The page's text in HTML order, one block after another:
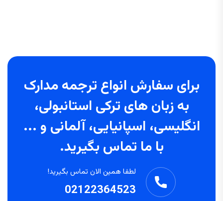
برای سفارش انواع ترجمه مدارک
به زبان های ترکی استانبولی،
انگلیسی، اسپانیایی، آلمانی و ...
با ما تماس بگیرید.
لطفا همین الان تماس بگیرید!
02122364523